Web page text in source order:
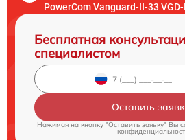
PowerCom Vanguard-II-33
Бесплатная
специалистом
Оставить
Нажимая на кнопку "Оставить заявку" Вы